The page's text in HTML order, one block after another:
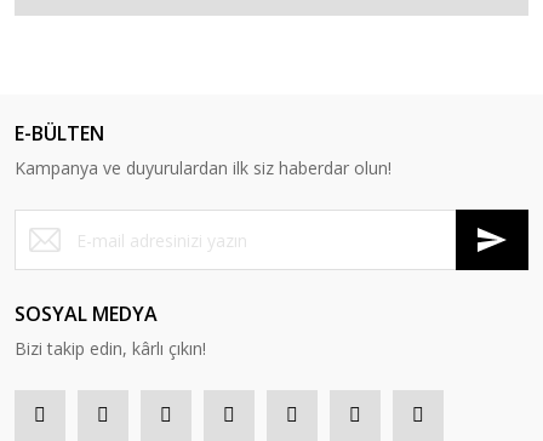
E-BÜLTEN
Kampanya ve duyurulardan ilk siz haberdar olun!
SOSYAL MEDYA
Bizi takip edin, kârlı çıkın!